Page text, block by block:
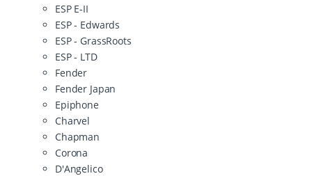
ESP E-II
ESP - Edwards
ESP - GrassRoots
ESP - LTD
Fender
Fender Japan
Epiphone
Charvel
Chapman
Corona
D'Angelico